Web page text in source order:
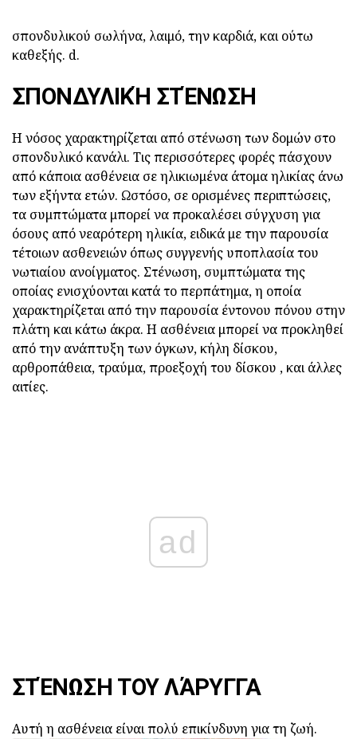
σπονδυλικού σωλήνα, λαιμό, την καρδιά, και ούτω
καθεξής. d.
ΣΠΟΝΔΥΛΙΚΉ ΣΤΈΝΩΣΗ
Η νόσος χαρακτηρίζεται από στένωση των δομών στο
σπονδυλικό κανάλι. Τις περισσότερες φορές πάσχουν
από κάποια ασθένεια σε ηλικιωμένα άτομα ηλικίας άνω
των εξήντα ετών. Ωστόσο, σε ορισμένες περιπτώσεις,
τα συμπτώματα μπορεί να προκαλέσει σύγχυση για
όσους από νεαρότερη ηλικία, ειδικά με την παρουσία
τέτοιων ασθενειών όπως συγγενής υποπλασία του
νωτιαίου ανοίγματος. Στένωση, συμπτώματα της
οποίας ενισχύονται κατά το περπάτημα, η οποία
χαρακτηρίζεται από την παρουσία έντονου πόνου στην
πλάτη και κάτω άκρα. Η ασθένεια μπορεί να προκληθεί
από την ανάπτυξη των όγκων, κήλη δίσκου,
αρθροπάθεια, τραύμα, προεξοχή του δίσκου , και άλλες
αιτίες.
ad
ΣΤΈΝΩΣΗ ΤΟΥ ΛΆΡΥΓΓΑ
Αυτή η ασθένεια είναι πολύ επικίνδυνη για τη ζωή.